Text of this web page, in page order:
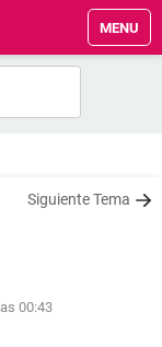
MENU
Siguiente Tema
00:43